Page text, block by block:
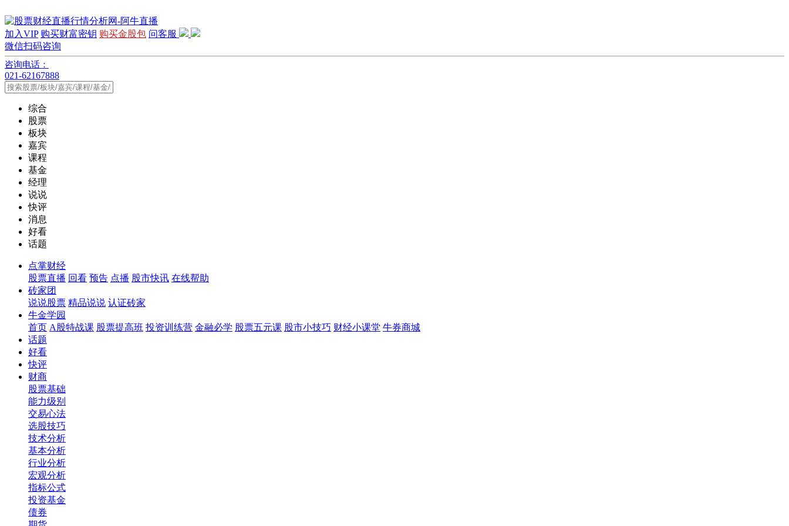
加入VIP 购买财富密钥 购买金股包 问客服
微信扫码咨询
咨询电话：
021-62167888
综合
股票
板块
嘉宾
课程
基金
经理
说说
快评
消息
好看
话题
点掌财经
股票直播 回看 预告 点播 股市快讯 在线帮助
砖家团
说说股票 精品说说 认证砖家
牛金学园
首页 A股特战课 股票提高班 投资训练营 金融必学 股票五元课 股市小技巧 财经小课堂 牛券商城
话题
好看
快评
财商
股票基础
能力级别
交易心法
选股技巧
技术分析
基本分析
行业分析
宏观分析
指标公式
投资基金
债券